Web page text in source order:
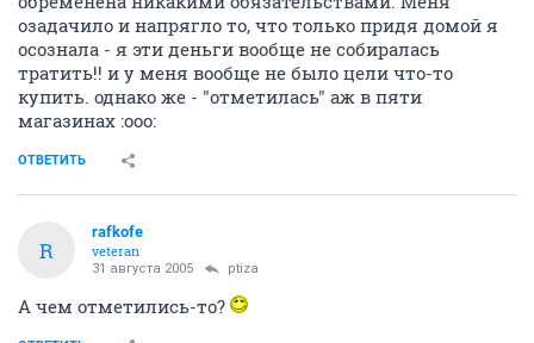
озадачило и напрягло то, что только придя домой я
осознала - я эти деньги вообще не собиралась
тратить!! и у меня вообще не было цели что-то
купить. однако же - "отметилась" аж в пяти
магазинах :ooo:
ОТВЕТИТЬ
R
rafkofe
veteran
31 августа 2005 ptiza
А чем отметились-то?